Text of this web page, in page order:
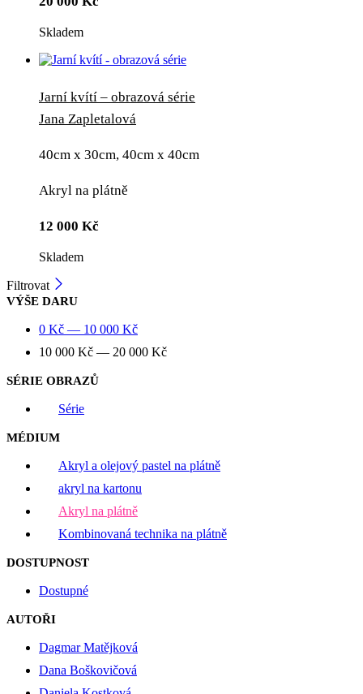
Skladem
Jarní kvítí – obrazová série
Jana Zapletalová
40cm x 30cm, 40cm x 40cm
Akryl na plátně
12 000 Kč
Skladem
Filtrovat
VÝŠE DARU
0 Kč — 10 000 Kč
10 000 Kč — 20 000 Kč
SÉRIE OBRAZŮ
Série
MÉDIUM
Akryl a olejový pastel na plátně
akryl na kartonu
Akryl na plátně
Kombinovaná technika na plátně
DOSTUPNOST
Dostupné
AUTOŘI
Dagmar Matějková
Dana Boškovičová